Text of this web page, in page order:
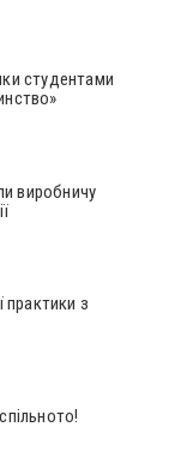
студентами
виробничу
практики з